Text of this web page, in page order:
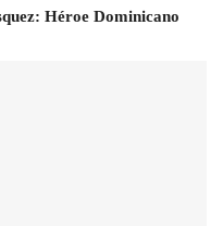
Héroe Dominicano